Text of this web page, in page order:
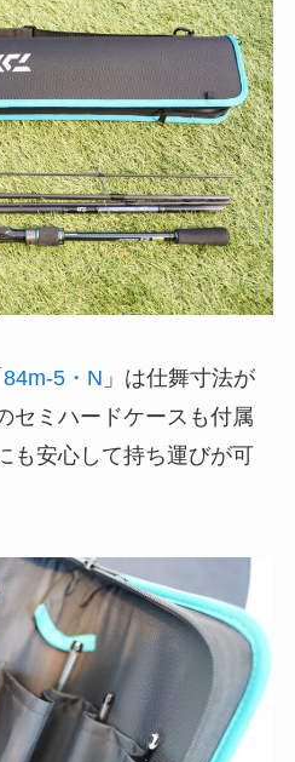
84m-5・N 」は仕舞寸法が
セミハードケースも付属
も安心して持ち運びが可